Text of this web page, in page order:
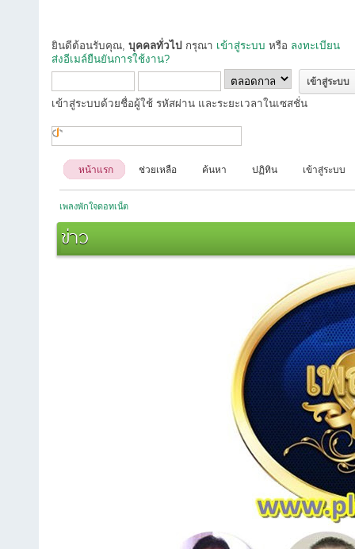
ยินดีต้อนรับคุณ, บุคคลทั่วไป กรุณา เข้าสู่ระบบ หรือ ลงทะเบียน
ส่งอีเมล์ยืนยันการใช้งาน?
เข้าสู่ระบบด้วยชื่อผู้ใช้ รหัสผ่าน และระยะเวลาในเซสชั่น
หน้าแรก ช่วยเหลือ ค้นหา ปฏิทิน เข้าสู่ระบบ
เพลงพักใจดอทเน็ต
ข่าว